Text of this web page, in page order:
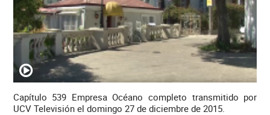
Capítulo 539 Empresa Océano completo transmitido por
UCV Televisión el domingo 27 de diciembre de 2015.